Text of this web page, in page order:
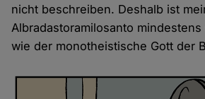
nicht beschreiben. Deshalb ist
Albradastoramilosanto
wie der monotheistische Gott der